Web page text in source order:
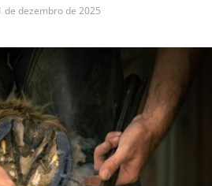
de dezembro de 2025